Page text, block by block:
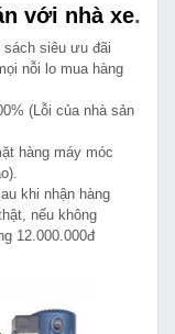
với nhà xe.
siêu ưu đãi
nỗi lo mua hàng
(Lỗi của nhà sản
hàng máy móc
khi nhận hàng
nếu không
12.000.000đ